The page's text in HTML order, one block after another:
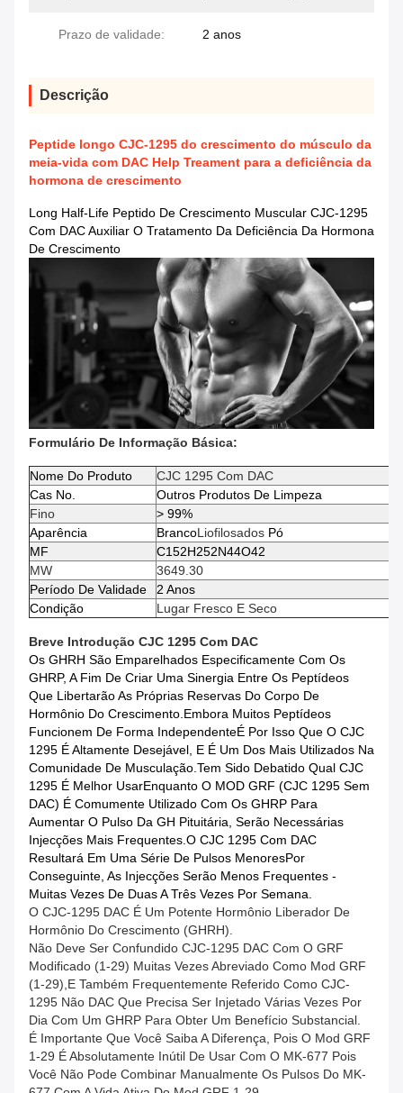
Prazo de validade: 2 anos
Descrição
Peptide longo CJC-1295 do crescimento do músculo da
meia-vida com DAC Help Treament para a deficiência da
hormona de crescimento
Long Half-Life Peptido De Crescimento Muscular CJC-1295
Com DAC Auxiliar O Tratamento Da Deficiência Da Hormona
De Crescimento
Formulário De Informação Básica:
Nome Do Produto
CJC 1295 Com DAC
Cas No.
Outros Produtos De Limpeza
Fino
> 99%
Aparência
BrancoLiofilosados Pó
MF
C152H252N44O42
MW
3649.30
Período De Validade
2 Anos
Condição
Lugar Fresco E Seco
Breve Introdução CJC 1295 Com DAC
Os GHRH São Emparelhados Especificamente Com Os
GHRP, A Fim De Criar Uma Sinergia Entre Os Peptídeos
Que Libertarão As Próprias Reservas Do Corpo De
Hormônio Do Crescimento.Embora Muitos Peptídeos
Funcionem De Forma IndependenteÉ Por Isso Que O CJC
1295 É Altamente Desejável, E É Um Dos Mais Utilizados Na
Comunidade De Musculação.tem Sido Debatido Qual CJC
1295 É Melhor UsarEnquanto O MOD GRF (CJC 1295 Sem
DAC) É Comumente Utilizado Com Os GHRP Para
Aumentar O Pulso Da GH Pituitária, Serão Necessárias
Injecções Mais Frequentes.O CJC 1295 Com DAC
Resultará Em Uma Série De Pulsos MenoresPor
Conseguinte, As Injecções Serão Menos Frequentes -
Muitas Vezes De Duas A Três Vezes Por Semana.
O CJC-1295 DAC É Um Potente Hormônio Liberador De
Hormônio Do Crescimento (GHRH).
Não Deve Ser Confundido CJC-1295 DAC Com O GRF
Modificado (1-29) Muitas Vezes Abreviado Como Mod GRF
(1-29),e Também Frequentemente Referido Como CJC-
1295 Não DAC Que Precisa Ser Injetado Várias Vezes Por
Dia Com Um GHRP Para Obter Um Benefício Substancial.
É Importante Que Você Saiba A Diferença, Pois O Mod GRF
1-29 É Absolutamente Inútil De Usar Com O MK-677 Pois
Você Não Pode Combinar Manualmente Os Pulsos Do MK-